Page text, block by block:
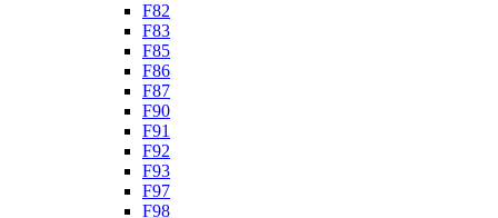
F82
F83
F85
F86
F87
F90
F91
F92
F93
F97
F98